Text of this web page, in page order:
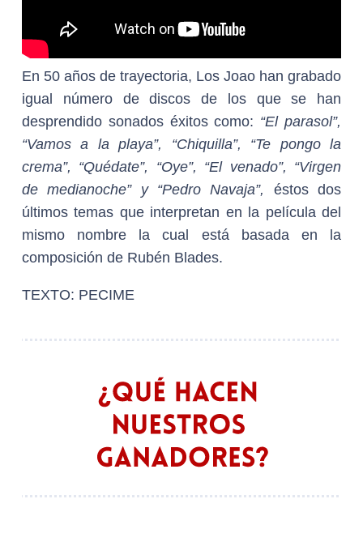
En 50 años de trayectoria, Los Joao han grabado
igual número de discos de los que se han
desprendido sonados éxitos como: “El parasol”,
“Vamos a la playa”, “Chiquilla”, “Te pongo la
crema”, “Quédate”, “Oye”, “El venado”, “Virgen
de medianoche” y “Pedro Navaja”, éstos dos
últimos temas que interpretan en la película del
mismo nombre la cual está basada en la
composición de Rubén Blades.
TEXTO: PECIME